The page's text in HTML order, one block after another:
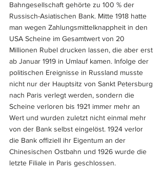
Bahngesellschaft gehörte zu 100 % der
Russisch-Asiatischen Bank. Mitte 1918 hatte
man wegen Zahlungsmittelknappheit in den
USA Scheine im Gesamtwert von 20
Millionen Rubel drucken lassen, die aber erst
ab Januar 1919 in Umlauf kamen. Infolge der
politischen Ereignisse in Russland musste
nicht nur der Hauptsitz von Sankt Petersburg
nach Paris verlegt werden, sondern die
Scheine verloren bis 1921 immer mehr an
Wert und wurden zuletzt nicht einmal mehr
von der Bank selbst eingelöst. 1924 verlor
die Bank offiziell ihr Eigentum an der
Chinesischen Ostbahn und 1926 wurde die
letzte Filiale in Paris geschlossen.